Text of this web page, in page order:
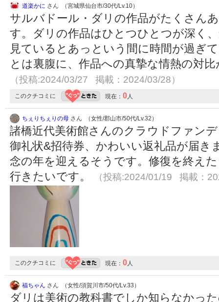
道楽かに さん （宮城県仙台市/30代/Lv.10）
サルバドール・ダリの作品がたくさん
す。ダリの作品はひとつひとつが深く
見ているとあっという間に時間が過ぎ
とは裏腹に、作品への真摯な情熱の対
（投稿:2024/03/27 掲載：2024/03/28）
このクチコミに 現在： 0人
ちぇりちぇりの母 さん （女性/郡山市/50代/Lv.32）
諸橋近代美術館さんのクラウドファン
御礼状&招待券、かわいい返礼品が届き
念の年を迎えるそうです。修復を終え
行きたいです。
（投稿:2024/01/19 掲載：
このクチコミに 現在： 0人
福ちゃん さん （女性/須賀川市/50代/Lv.33）
ダリは美術の教科書でしか知らなかっ